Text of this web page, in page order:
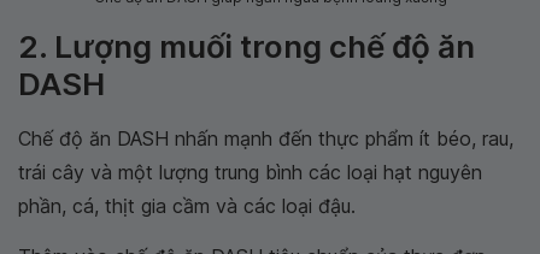
2. Lượng muối trong chế độ ăn
DASH
Chế độ ăn DASH nhấn mạnh đến thực phẩm ít béo, rau,
trái cây và một lượng trung bình các loại hạt nguyên
phần, cá, thịt gia cầm và các loại đậu.